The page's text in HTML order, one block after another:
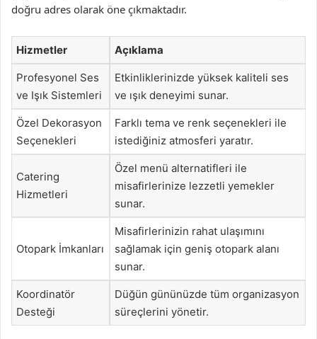
doğru adres olarak öne çıkmaktadır.
Hizmetler Açıklama
Profesyonel Ses
ve Işık Sistemleri
Etkinliklerinizde yüksek kaliteli ses
ve ışık deneyimi sunar.
Özel Dekorasyon
Seçenekleri
Farklı tema ve renk seçenekleri ile
istediğiniz atmosferi yaratır.
Catering
Hizmetleri
Özel menü alternatifleri ile
misafirlerinize lezzetli yemekler
sunar.
Otopark İmkanları
Misafirlerinizin rahat ulaşımını
sağlamak için geniş otopark alanı
sunar.
Koordinatör
Desteği
Düğün gününüzde tüm organizasyon
süreçlerini yönetir.